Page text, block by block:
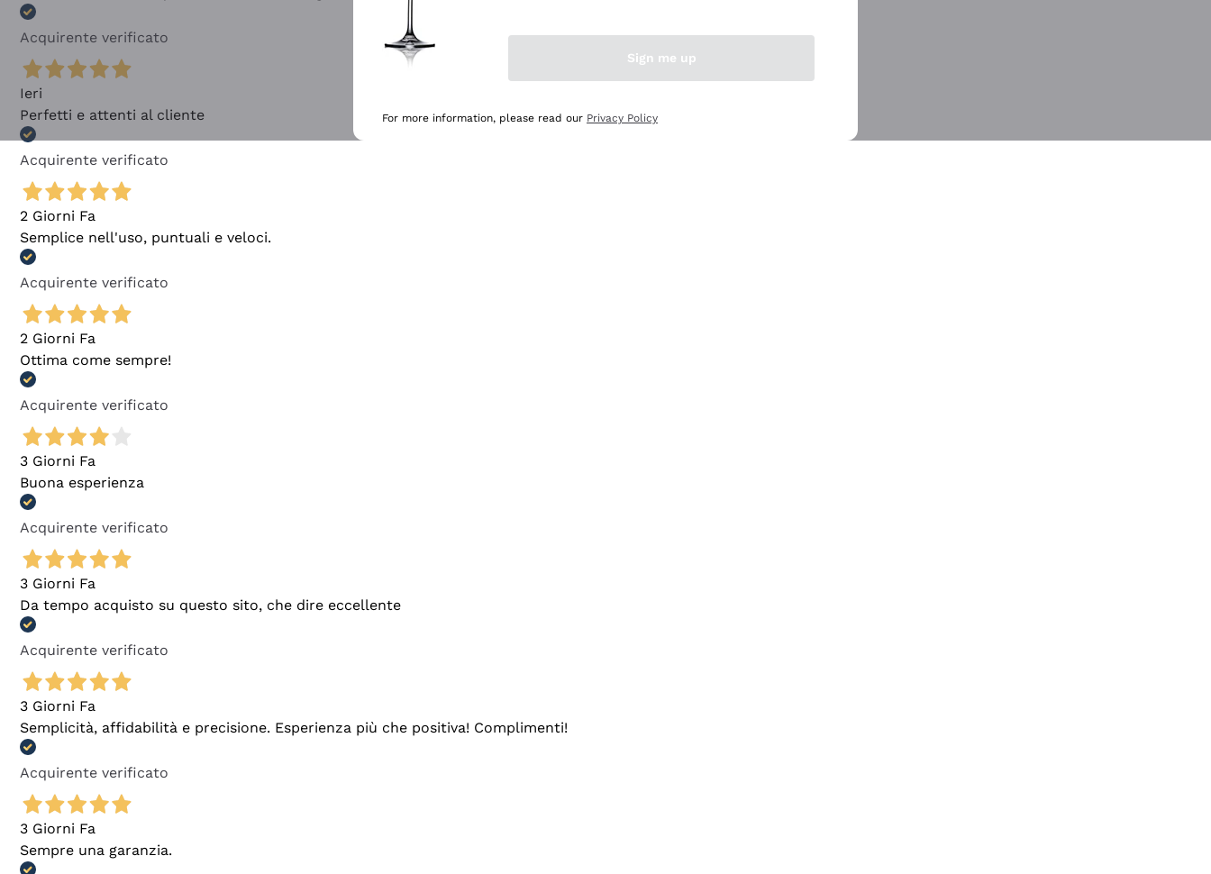
Acquirente verificato
Ieri
Perfetti e attenti al cliente
Acquirente verificato
2 Giorni Fa
Semplice nell'uso, puntuali e veloci.
Acquirente verificato
2 Giorni Fa
Ottima come sempre!
Acquirente verificato
3 Giorni Fa
Buona esperienza
Acquirente verificato
3 Giorni Fa
Da tempo acquisto su questo sito, che dire eccellente
Acquirente verificato
3 Giorni Fa
Semplicità, affidabilità e precisione. Esperienza più che positiva! Complimenti!
Acquirente verificato
3 Giorni Fa
Sempre una garanzia.
Sign me up
For more information, please read our Privacy Policy